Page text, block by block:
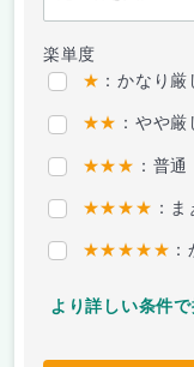
楽単度
★ ：かなり厳
★★ ：やや厳
★★★ ：普通
★★★★ ：
★★★★★
より詳しい条件で